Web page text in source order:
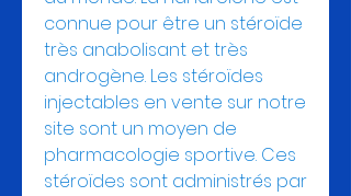
connue pour être un stéroïde
très anabolisant et très
androgène. Les stéroïdes
injectables en vente sur notre
site sont un moyen de
pharmacologie sportive. Ces
stéroïdes sont administrés par